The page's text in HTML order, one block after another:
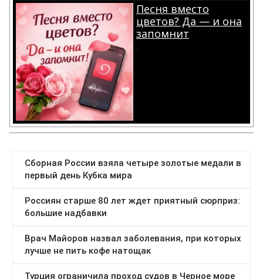
Песня вместо
цветов? Да — и она
запомнит
.